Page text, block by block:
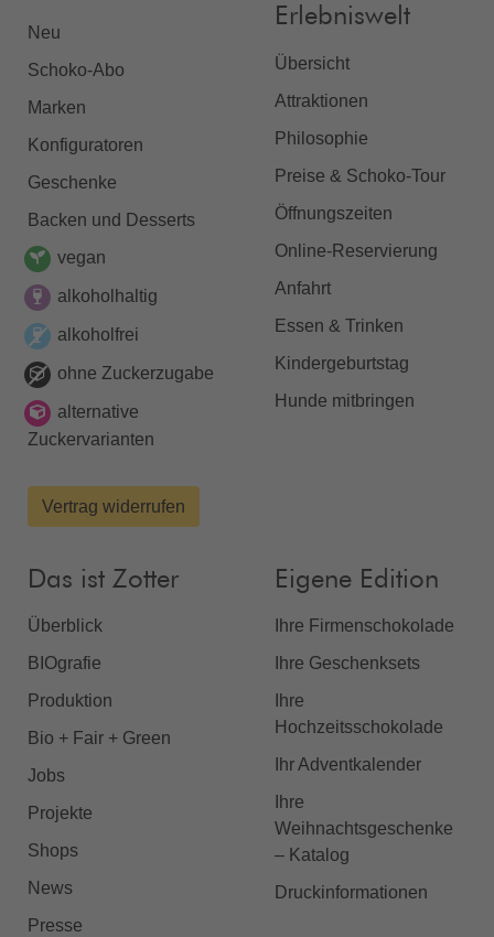
Neu
Schoko-Abo
Marken
Konfiguratoren
Geschenke
Backen und Desserts
vegan
alkoholhaltig
alkoholfrei
ohne Zuckerzugabe
alternative
Zuckervarianten
Vertrag widerrufen
Erlebniswelt
Übersicht
Attraktionen
Philosophie
Preise & Schoko-Tour
Öffnungszeiten
Online-Reservierung
Anfahrt
Essen & Trinken
Kindergeburtstag
Hunde mitbringen
Das ist Zotter
Überblick
BIOgrafie
Produktion
Bio + Fair + Green
Jobs
Projekte
Shops
News
Presse
Eigene Edition
Ihre Firmenschokolade
Ihre Geschenksets
Ihre
Hochzeitsschokolade
Ihr Adventkalender
Ihre
Weihnachtsgeschenke
– Katalog
Druckinformationen